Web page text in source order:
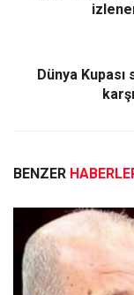
Dünya
BENZER